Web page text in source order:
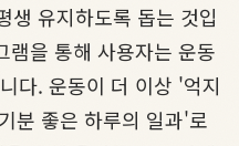
생 유지하도록 돕는 것입
램을 통해 사용자는 운동
다. 운동이 더 이상 '억지
분 좋은 하루의 일과'로